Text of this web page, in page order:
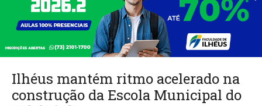
Ilhéus mantém ritmo acelerado na
construção da Escola Municipal do